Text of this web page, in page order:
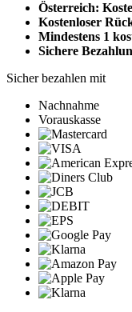
Österreich:
Kostenloser
Mindestens 1
Sichere
Sicher bezahlen mit
Nachnahme
Vorauskasse